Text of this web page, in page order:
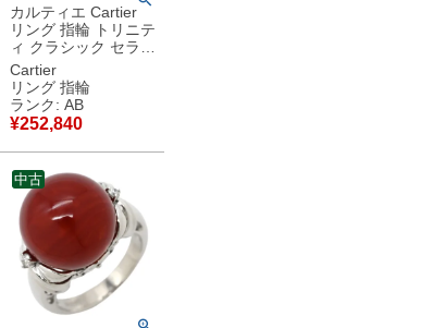
カルティエ Cartier
リング 指輪 トリニテ
ィ クラシック セラミ
ック ブラック×ホワ
イトゴールド×パラジ
ウムシルバー
#60(JP20) 18K WG
パラジウム 19号
【中古】中古品
Cartier
リング 指輪
ランク: AB
¥252,840
中古